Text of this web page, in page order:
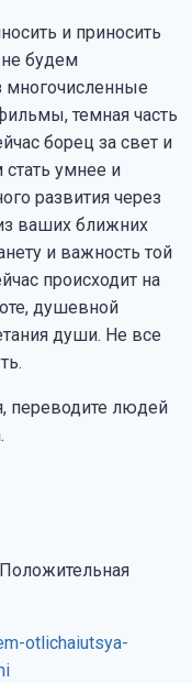
и приносить
не будем
многочисленные
темная часть
борец за свет и
умнее и
развития через
ваших ближних
и важность той
происходит на
душевной
души. Не все
переводите людей
otlichaiutsya-